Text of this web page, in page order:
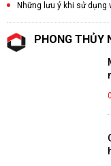
Những lưu ý khi sử
PHONG THỦY